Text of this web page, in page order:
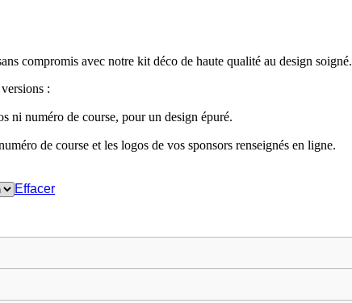
compromis avec notre kit déco de haute qualité au design soigné.
:
ni numéro de course, pour un design épuré.
de course et les logos de vos sponsors renseignés en ligne.
Effacer